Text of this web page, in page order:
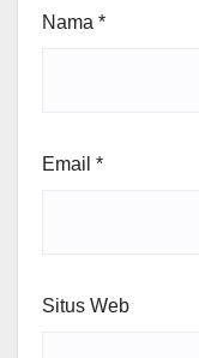
Nama *
Email *
Situs Web